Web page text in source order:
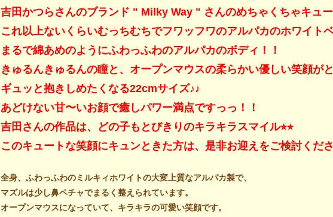
吉田かつらさんのブランド " Milky Way " さんのめちゃくちゃキュー
これ以上ないくらいむっちむちでフワッフワのアルパカのホワイト
まるで綿あめのようにふわっふわのアルパカのボディ！！
きゅるんきゅるんの瞳と、オープンマウスの柔らかい優しい笑顔が
ギュッと抱きしめたくなる22cmサイズ♪♪
あどけない甘〜いお顔で癒しパワー満点ですっっ！！
吉田さんの作品は、どの子もとびきりのキラキラスマイル⭐︎⭐︎
このキュートな笑顔にキュンときた方は、是非お迎えをご検討くだ
全身、ふわっふわのミルキィホワイトの大変上質なアルパカ製で、
マズルは少し鼻ペチャでまるく整えられています。
オープンマウスになっていて、キラキラの可愛い笑顔です。